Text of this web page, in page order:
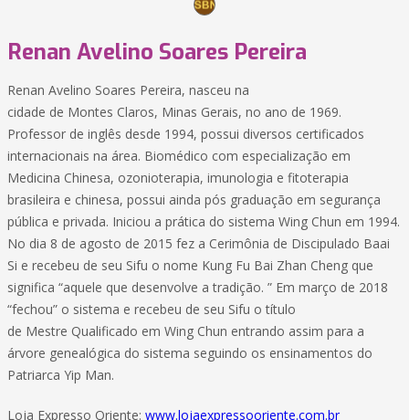
Renan Avelino Soares Pereira
Renan Avelino Soares Pereira, nasceu na
cidade de Montes Claros, Minas Gerais, no ano de 1969.
Professor de inglês desde 1994, possui diversos certificados
internacionais na área. Biomédico com especialização em
Medicina Chinesa, ozonioterapia, imunologia e fitoterapia
brasileira e chinesa, possui ainda pós graduação em segurança
pública e privada. Iniciou a prática do sistema Wing Chun em 1994.
No dia 8 de agosto de 2015 fez a Cerimônia de Discipulado Baai
Si e recebeu de seu Sifu o nome Kung Fu Bai Zhan Cheng que
significa “aquele que desenvolve a tradição. ” Em março de 2018
“fechou” o sistema e recebeu de seu Sifu o título
de Mestre Qualificado em Wing Chun entrando assim para a
árvore genealógica do sistema seguindo os ensinamentos do
Patriarca Yip Man.
Loja Expresso Oriente: www.lojaexpressooriente.com.br